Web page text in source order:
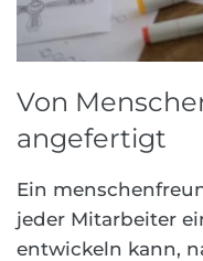
Von
angefertigt
Ein
jeder Mitarbeiter
entwickeln kann,